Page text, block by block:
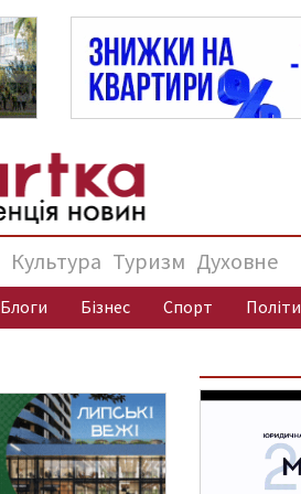
Культура Туризм Духовне
Блоги Бізнес Спорт